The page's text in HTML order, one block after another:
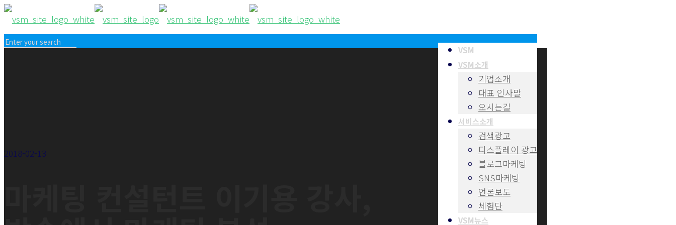
VSM
VSM소개
기업소개
대표 인사말
오시는길
서비스소개
검색광고
디스플레이 광고
블로그마케팅
SNS마케팅
언론보도
체험단
VSM뉴스
2018-02-13